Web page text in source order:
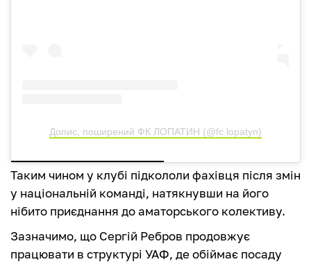
Допис, поширений ФК ЛОПАТИН (@fc.lopatyn)
Таким чином у клубі підкололи фахівця після змін
у національній команді, натякнувши на його
нібито приєднання до аматорського колективу.
Зазначимо, що Сергій Ребров продовжує
працювати в структурі УАФ, де обіймає посаду